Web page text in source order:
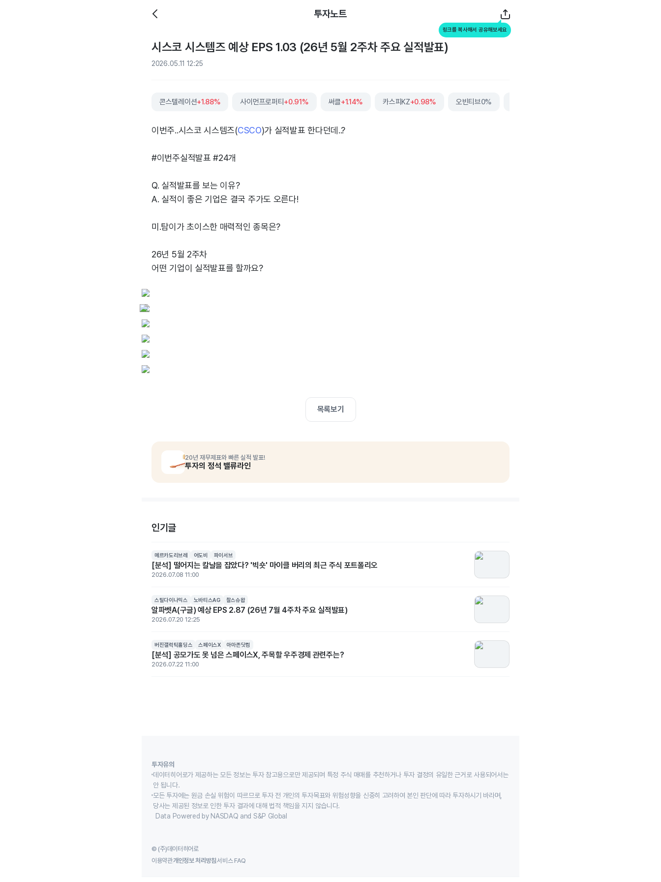
투자노트
링크를 복사해서 공유해보세요
시스코 시스템즈 예상 EPS 1.03 (26년 5월 2주차 주요 실적발표)
2026.05.11 12:25
콘스텔레이션+1.88% 사이먼프로퍼티 +0.91% 써클+1.14% 카스피KZ+0.98% 오빈티브0%
이번주..시스코 시스템즈(CSCO)가 실적발표 한다던데..?
#이번주실적발표 #24개
Q. 실적발표를 보는 이유?
A. 실적이 좋은 기업은 결국 주가도 오른다!
미.탐이가 초이스한 매력적인 종목은?
26년 5월 2주차
어떤 기업이 실적발표를 할까요?
목록보기
20년 재무제표와 빠른 실적 발표!
투자의 정석 밸류라인
인기글
메르카도리브레 어도비 파이서브
[분석] 떨어지는 칼날을 잡았다? '빅숏' 마이클 버리의 최근 주식 포트폴리오
2026.07.08 11:00
스틸다이나믹스 노바티스AG 찰스슈왑
알파벳A(구글) 예상 EPS 2.87 (26년 7월 4주차 주요 실적발표)
2026.07.20 12:25
버진갤럭틱홀딩스 스페이스X 아마존닷컴
[분석] 공모가도 못 넘은 스페이스X, 주목할 우주경제 관련주는?
2026.07.22 11:00
투자유의
데이터히어로가 제공하는 모든 정보는 투자 참고용으로만 제공되며 특정 주식 매매를 추천하거나 투자 결정의 유일한 근거로 사용되어서는
안 됩니다.
모든 투자에는 원금 손실 위험이 따르므로 투자 전 개인의 투자목표와 위험성향을 신중히 고려하여 본인 판단에 따라 투자하시기 바라며,
당사는 제공된 정보로 인한 투자 결과에 대해 법적 책임을 지지 않습니다.
Data Powered by NASDAQ and S&P Global
© (주)데이터히어로
이용약관개인정보 처리방침서비스 FAQ